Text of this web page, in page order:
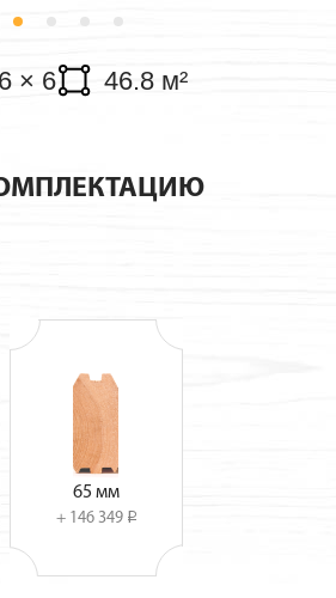
6 × 6 46.8 м²
65 мм
+ 146 349 i